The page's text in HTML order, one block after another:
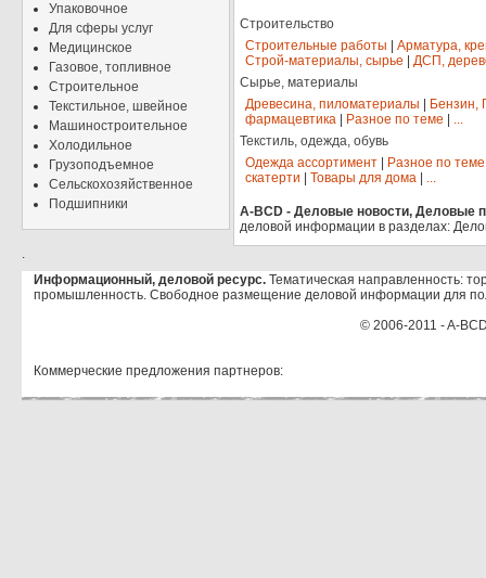
Упаковочное
Для сферы услуг
Медицинское
Газовое, топливное
Строительное
Текстильное, швейное
Машиностроительное
Холодильное
Грузоподъемное
Сельскохозяйственное
Подшипники
Строительство
Строительные работы
Арматура,
Строй-материалы, сырье
ДСП,
Сырье, материалы
Древесина, пиломатериалы
Бензин,
фармацевтика
Разное по теме
...
Текстиль, одежда, обувь
Одежда ассортимент
Разное по теме
скатерти
Товары для дома ...
A-BCD - Деловые новости, Деловые
деловой информации в разделах:
.
Информационный, деловой ресурс. Тематическая направленность:
промышленность. Свободное размещение деловой информации для
© 2006-2011 - A-
Коммерческие предложения партнеров: